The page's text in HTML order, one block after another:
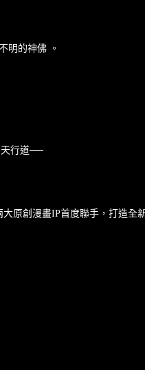
明的神佛 。
天行道──
原創漫畫IP首度聯手，打造全